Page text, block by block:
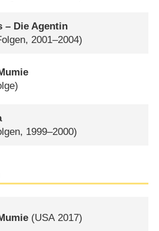
– Die Agentin
2001–2004)
1999–2000)
(USA 2017)